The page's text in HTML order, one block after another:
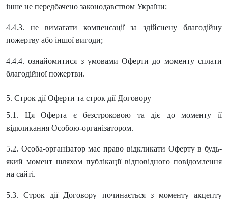
інше не передбачено законодавством України;
4.4.3. не вимагати компенсації за здійснену благодійну
пожертву або іншої вигоди;
4.4.4. ознайомитися з умовами Оферти до моменту сплати
благодійної пожертви.
5. Строк дії Оферти та строк дії Договору
5.1. Ця Оферта є безстроковою та діє до моменту її
відкликання Особою-організатором.
5.2. Особа-організатор має право відкликати Оферту в будь-
який момент шляхом публікації відповідного повідомлення
на сайті.
5.3. Строк дії Договору починається з моменту акцепту